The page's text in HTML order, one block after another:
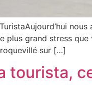
plus grand stress
sur […]
tourista,